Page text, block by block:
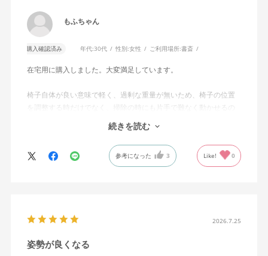
もふちゃん
購入確認済み 年代:30代 性別:女性 ご利用場所:書斎
在宅用に購入しました。大変満足しています。
椅子自体が良い意味で軽く、過剰な重量が無いため、椅子の位置
を調整する時だけでなく、掃除の時にも片手で難なく動かせるの
で、ストレスを感じません。
背中はメッシュ素材でハリがあり、沈み込みすぎないところが気
に入っています。色も画像通りのアッシュブルーで、部屋の差し
色になっています。
キャスターはフローリング用を選びました。とにかく動きが滑ら
思います。良い商品に巡り会えてとても嬉しいです。
続きを読む
参考になった 3 Like! 0
2026.7.25
姿勢が良くなる